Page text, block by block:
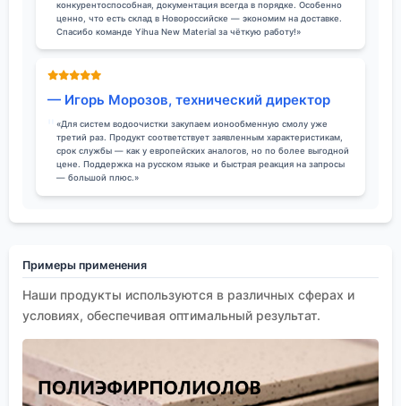
конкурентоспособная, документация всегда в порядке. Особенно
ценно, что есть склад в Новороссийске — экономим на доставке.
Спасибо команде Yihua New Material за чёткую работу!»
— Игорь Морозов, технический директор
«Для систем водоочистки закупаем ионообменную смолу уже
третий раз. Продукт соответствует заявленным характеристикам,
срок службы — как у европейских аналогов, но по более выгодной
цене. Поддержка на русском языке и быстрая реакция на запросы
— большой плюс.»
Примеры применения
Наши продукты используются в различных сферах и
условиях, обеспечивая оптимальный результат.